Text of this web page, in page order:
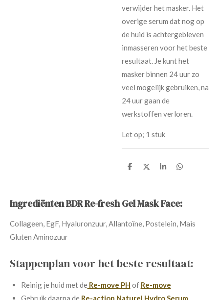
verwijder het masker. Het
overige serum dat nog op
de huid is achtergebleven
inmasseren voor het beste
resultaat. Je kunt het
masker binnen 24 uur zo
veel mogelijk gebruiken, na
24 uur gaan de
werkstoffen verloren.
Let op; 1 stuk
D
D
S
e
D
Ingrediënten BDR Re-fresh Gel Mask Face:
Collageen, EgF, Hyaluronzuur, Allantoïne, Postelein, Mais
Gluten Aminozuur
Stappenplan voor het beste resultaat:
Reinig je huid met deRe-move PH of Re-move
Gebruik daarna de Re-action Naturel Hydro Serum